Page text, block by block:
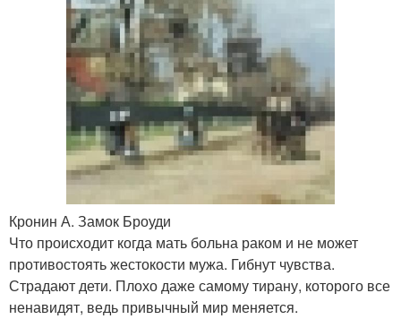
Кронин А. Замок Броуди
Что происходит когда мать больна раком и не может
противостоять жестокости мужа. Гибнут чувства.
Страдают дети. Плохо даже самому тирану, которого все
ненавидят, ведь привычный мир меняется.